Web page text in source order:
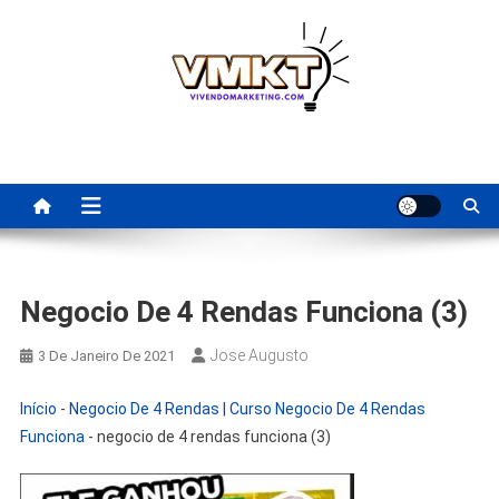
Para Revenda | Vivendo
Marketing
Negocio De 4 Rendas Funciona (3)
3 De Janeiro De 2021 Jose Augusto
Início - Negocio De 4 Rendas | Curso Negocio De 4 Rendas
Funciona - negocio de 4 rendas funciona (3)